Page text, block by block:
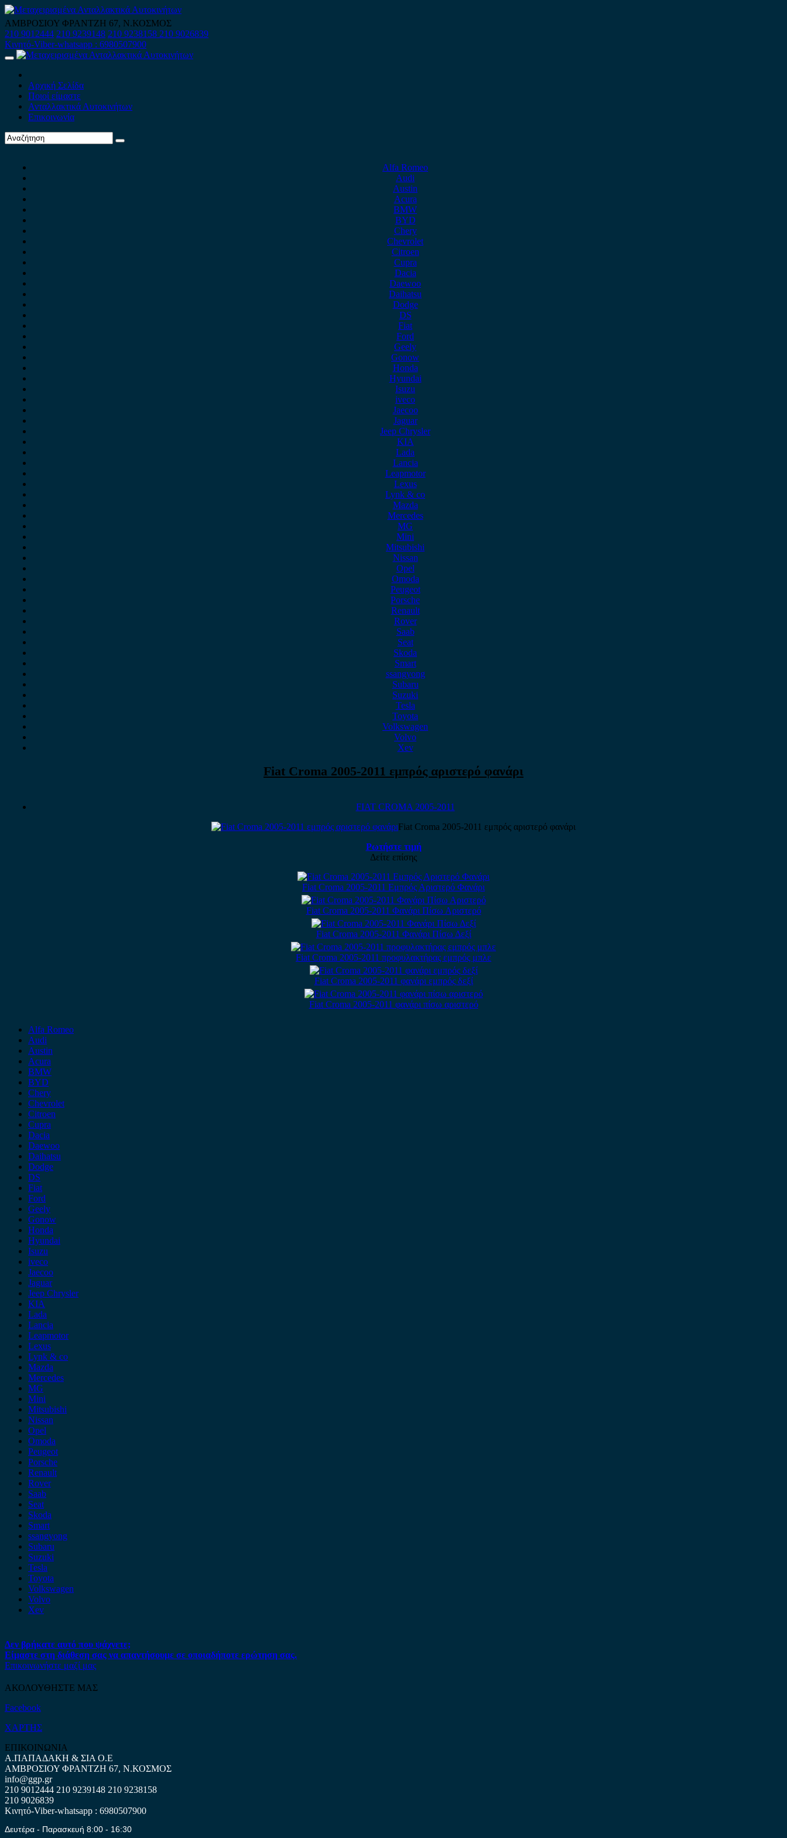
Skip
to
content
ΑΜΒΡΟΣΙΟΥ ΦΡΑΝΤΖΗ 67, Ν.ΚΟΣΜΟΣ
210 9012444 210 9239148 210 9238158 210 9026839
Κινητό-Viber-whatsapp : 6980507900
Primary
Αρχική Σελίδα
Ποιοί είμαστε
Ανταλλακτικά Αυτοκινήτων
Επικοινωνία
Alfa Romeo
Audi
Austin
Acura
BMW
BYD
Chery
Chevrolet
Citroen
Cupra
Dacia
Daewoo
Daihatsu
Dodge
DS
Fiat
Ford
Geely
Gonow
Honda
Hyundai
Isuzu
iveco
Jaecoo
Jaguar
Jeep Chrysler
KIA
Lada
Lancia
Leapmotor
Lexus
Lynk & co
Mazda
Mercedes
MG
Mini
Mitsubishi
Nissan
Opel
Omoda
Peugeot
Porsche
Renault
Rover
Saab
Seat
Skoda
Smart
ssangyong
Subaru
Suzuki
Tesla
Toyota
Volkswagen
Volvo
Xev
Fiat Croma 2005-2011 εμπρός αριστερό φανάρι
FIAT CROMA 2005-2011
Fiat Croma 2005-2011 εμπρός αριστερό φανάρι
Ρωτήστε τιμή
Δείτε επίσης
Fiat Croma 2005-2011 Εμπρός Αριστερό Φανάρι
Fiat Croma 2005-2011 Φανάρι Πίσω Αριστερό
Fiat Croma 2005-2011 Φανάρι Πίσω Δεξί
Fiat Croma 2005-2011 προφυλακτήρας εμπρός μπλε
Fiat Croma 2005-2011 φανάρι εμπρός δεξί
Fiat Croma 2005-2011 φανάρι πίσω αριστερό
Alfa Romeo
Audi
Austin
Acura
BMW
BYD
Chery
Chevrolet
Citroen
Cupra
Dacia
Daewoo
Daihatsu
Dodge
DS
Fiat
Ford
Geely
Gonow
Honda
Hyundai
Isuzu
iveco
Jaecoo
Jaguar
Jeep Chrysler
KIA
Lada
Lancia
Leapmotor
Lexus
Lynk & co
Mazda
Mercedes
MG
Mini
Mitsubishi
Nissan
Opel
Omoda
Peugeot
Porsche
Renault
Rover
Saab
Seat
Skoda
Smart
ssangyong
Subaru
Suzuki
Tesla
Toyota
Volkswagen
Volvo
Xev
Δεν βρήκατε αυτό που ψάχνετε;
Είμαστε στη διάθεση σας να απαντήσουμε σε οποιαδήποτε ερώτηση σας.
Επικοινωνήστε μαζί μας
ΑΚΟΛΟΥΘΗΣΤΕ ΜΑΣ
Facebook
ΧΑΡΤΗΣ
ΕΠΙΚΟΙΝΩΝΙΑ
Α.ΠΑΠΑΔΑΚΗ & ΣΙΑ Ο.Ε
ΑΜΒΡΟΣΙΟΥ ΦΡΑΝΤΖΗ 67, Ν.ΚΟΣΜΟΣ
info@ggp.gr
210 9012444 210 9239148 210 9238158
210 9026839
Κινητό-Viber-whatsapp : 6980507900
Δευτέρα - Παρασκευή 8:00 - 16:30